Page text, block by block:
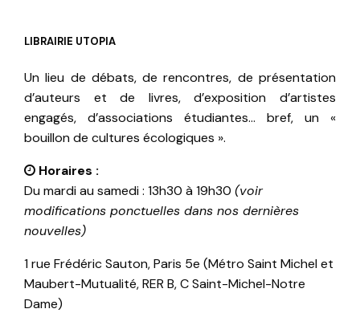
LIBRAIRIE UTOPIA
Un lieu de débats, de rencontres, de présentation
d’auteurs et de livres, d’exposition d’artistes
engagés, d’associations étudiantes… bref, un «
bouillon de cultures écologiques ».
Horaires :
Du mardi au samedi : 13h30 à 19h30 (voir
modifications ponctuelles dans nos dernières
nouvelles)
1 rue Frédéric Sauton, Paris 5e (Métro Saint Michel et
Maubert-Mutualité, RER B, C Saint-Michel-Notre
Dame)